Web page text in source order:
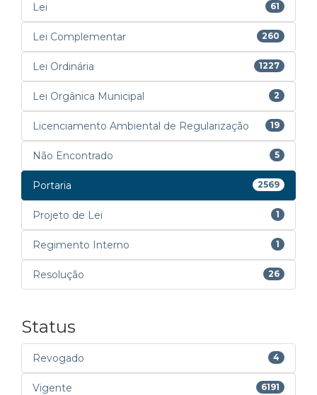
Lei 61
Lei Complementar 260
Lei Ordinária 1227
Lei Orgânica Municipal 2
Licenciamento Ambiental de Regularização 19
Não Encontrado 5
Portaria 2569
Projeto de Lei 1
Regimento Interno 1
Resolução 26
Status
Revogado 4
Vigente 6191